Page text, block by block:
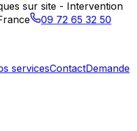
sur site - Intervention
09 72 65 32 50
servicesContactDemande